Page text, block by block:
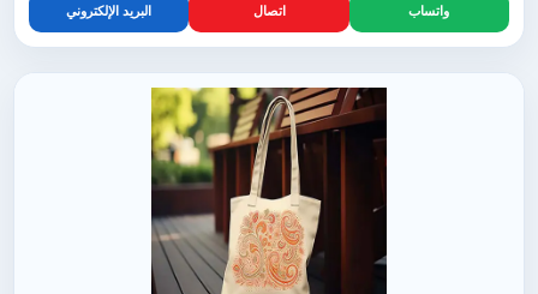
واتساب اتصال البريد الإلكتروني